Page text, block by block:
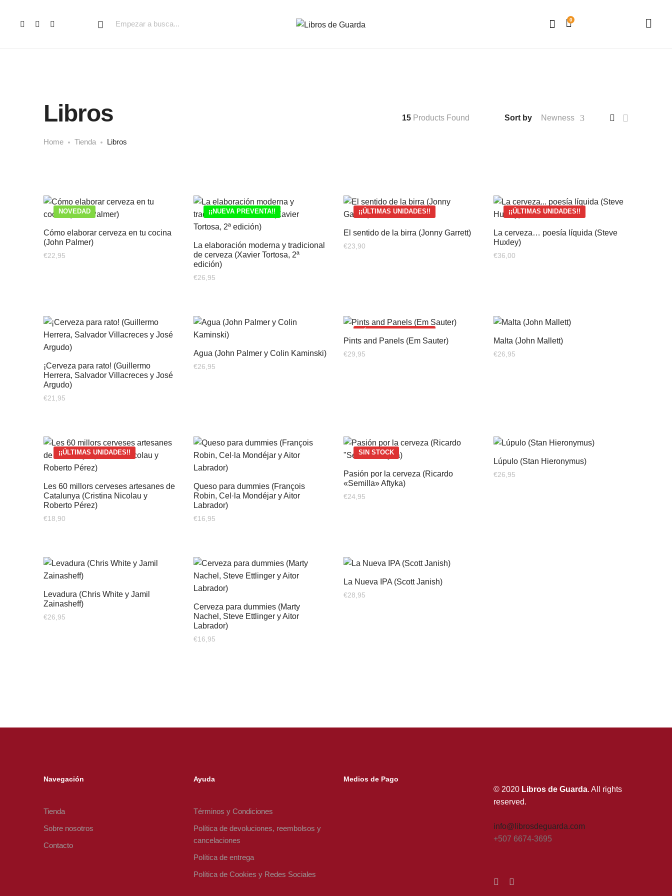
0
Libros
Home Tienda Libros
15 Products Found Sort by Newness
NOVEDAD
Cómo elaborar cerveza en tu cocina
(John Palmer)
€22,95
¡¡NUEVA PREVENTA!!
La elaboración moderna y tradicional
de cerveza (Xavier Tortosa, 2ª
edición)
€26,95
¡¡ÚLTIMAS UNIDADES!!
El sentido de la birra (Jonny Garrett)
€23,90
¡¡ÚLTIMAS UNIDADES!!
La cerveza… poesía líquida (Steve
Huxley)
€36,00
¡Cerveza para rato! (Guillermo
Herrera, Salvador Villacreces y José
Argudo)
€21,95
Agua (John Palmer y Colin Kaminski)
€26,95
Pints and Panels (Em Sauter)
€29,95
Malta (John Mallett)
€26,95
¡¡ÚLTIMAS UNIDADES!!
Les 60 millors cerveses artesanes de
Catalunya (Cristina Nicolau y
Roberto Pérez)
€18,90
Queso para dummies (François
Robin, Cel·la Mondéjar y Aitor
Labrador)
€16,95
SIN STOCK
Pasión por la cerveza (Ricardo
«Semilla» Aftyka)
€24,95
Lúpulo (Stan Hieronymus)
€26,95
Levadura (Chris White y Jamil
Zainasheff)
€26,95
Cerveza para dummies (Marty
Nachel, Steve Ettlinger y Aitor
Labrador)
€16,95
La Nueva IPA (Scott Janish)
€28,95
Navegación
Tienda
Sobre nosotros
Contacto
Ayuda
Términos y Condiciones
Política de devoluciones, reembolsos y
cancelaciones
Política de entrega
Política de Cookies y Redes Sociales
Medios de Pago
© 2020 Libros de Guarda. All rights
reserved.
info@librosdeguarda.com
+507 6674-3695